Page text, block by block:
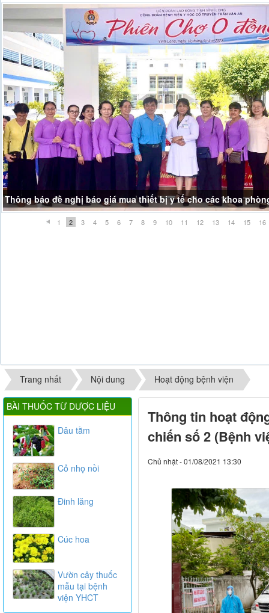
Thông báo đề nghị báo giá mua thiết bị y tế cho các khoa
1 2 3 4 5 6 7 8 9 10 11 12 13 14 15 16
Trang nhất Nội dung Hoạt động bệnh viện
Thông tin hoạt
chiến số 2 (Bệnh
Chủ nhật - 01/08/2021 13:30
BÀI THUỐC TỪ DƯỢC LIỆU
Dâu tằm
Cỏ nhọ nồi
Đinh lăng
Cúc hoa
Vườn cây thuốc
mẫu tại bệnh
viện YHCT